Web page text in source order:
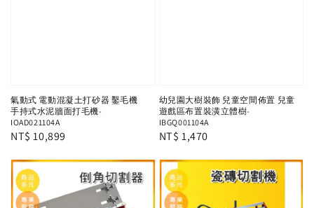
氣動式 電動混凝土打砂器 鑿毛機
手持式水泥牆面打毛機-
IOAD021104A
Regular
NT$ 10,899
幼兒園大樹裝飾 兒童空間佈置 兒童
遊戲區布置裝潢立體樹-
IBGQ001104A
Regular
NT$ 1,470